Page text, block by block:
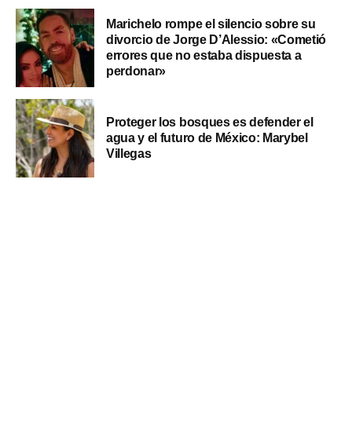
Marichelo rompe el silencio sobre su
divorcio de Jorge D’Alessio: «Cometió
errores que no estaba dispuesta a
perdonar»
Proteger los bosques es defender el
agua y el futuro de México: Marybel
Villegas